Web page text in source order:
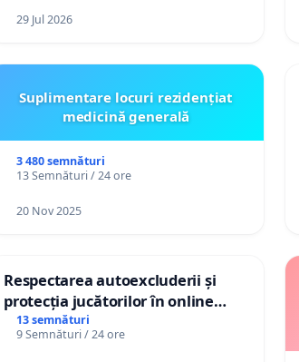
29 Jul 2026
Suplimentare locuri rezidențiat
medicină generală
3 480 semnături
13 Semnături / 24 ore
20 Nov 2025
Respectarea autoexcluderii și
protecția jucătorilor în online
casino
13 semnături
9 Semnături / 24 ore